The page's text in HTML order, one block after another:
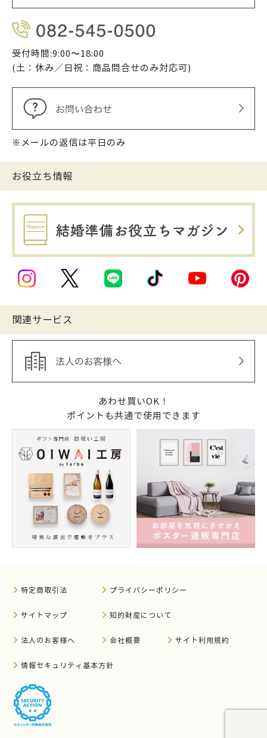
受付時間:9:00〜18:00
(土：休み／日祝：商品問合せのみ対応可)
※メールの返信は平日のみ
お役立ち情報
関連サービス
あわせ買いOK！
ポイントも共通で使用できます
特定商取引法 プライバシーポリシー
サイトマップ 知的財産について
法人のお客様へ 会社概要 サイト利用規約
情報セキュリティ基本方針